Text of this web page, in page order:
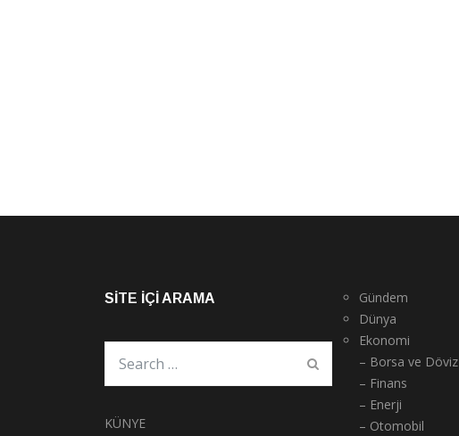
SITE İÇI ARAMA
KÜNYE
Gündem
Dünya
Ekonomi
– Borsa ve Döviz
– Finans
– Enerji
– Otomobil